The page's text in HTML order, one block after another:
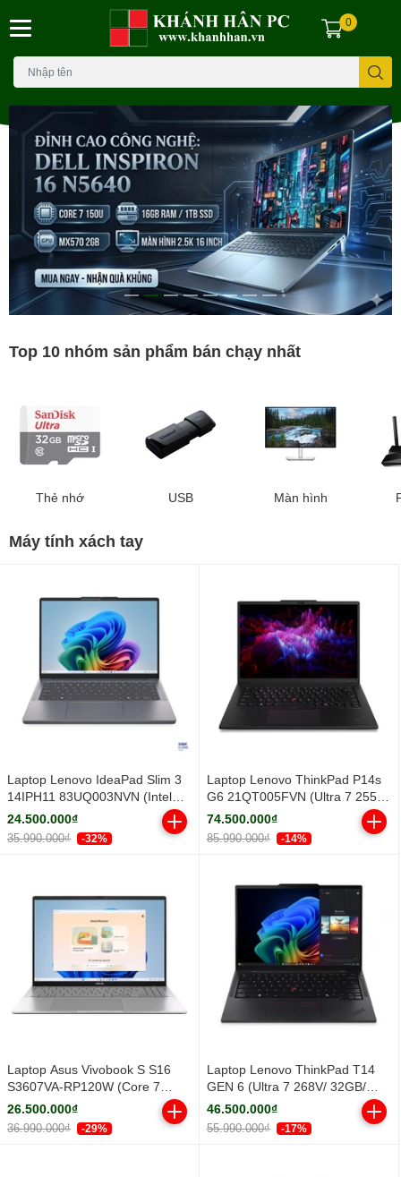
0
Top 10 nhóm sản phẩm bán chạy nhất
Thẻ nhớ USB Màn hình
Máy tính xách tay
Laptop Lenovo IdeaPad Slim 3
14IPH11 83UQ003NVN (Intel
Core Ultra 5 322 | Integrated
Intel® Graphics | 14 inch
WUXGA IPS | 16GB | 512GB |
24.500.000₫
35.990.000₫ -32%
Laptop Lenovo ThinkPad P14s
G6 21QT005FVN (Ultra 7 255H/
32GB/ 1TB SSD/ RTX PRO 500
6GB/ 14.5inch WUXGA/ Win 11
Pro/ Black/ Vỏ nhôm/ 3Y)
74.500.000₫
85.990.000₫ -14%
Laptop Asus Vivobook S S16
S3607VA-RP120W (Core 7
240H/ 16GB/ 512GB SSD/ 16
inch WUXGA/ Win11/ Silver/ Vỏ
nhôm)
26.500.000₫
36.990.000₫ -29%
Laptop Lenovo ThinkPad T14
GEN 6 (Ultra 7 268V/ 32GB/
512GB SSD/ 14 inch WUXGA/
NoOS/ Black/ Vỏ nhôm/ 3Y)
46.500.000₫
55.990.000₫ -17%